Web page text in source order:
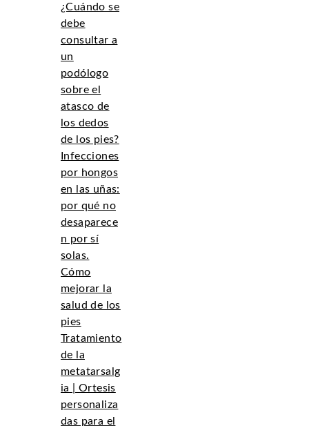
¿Cuándo se
debe
consultar a
un
podólogo
sobre el
atasco de
los dedos
de los pies?
Infecciones
por hongos
en las uñas:
por qué no
desaparece
n por sí
solas.
Cómo
mejorar la
salud de los
pies
Tratamiento
de la
metatarsalg
ia | Ortesis
personaliza
das para el